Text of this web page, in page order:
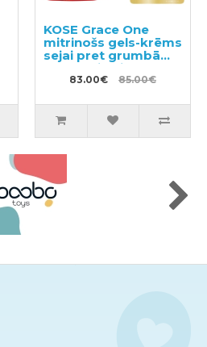
KOSE Grace One
mitrinošs gels-krēms
sejai pret grumbām
100g + pildviela 90g
83.00€ 85.00€